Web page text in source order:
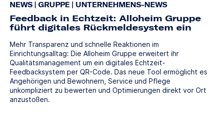
NEWS GRUPPE UNTERNEHMENS-NEWS
Feedback in Echtzeit: Alloheim Gruppe
führt digitales Rückmeldesystem ein
Mehr Transparenz und schnelle Reaktionen im
Einrichtungsalltag: Die Alloheim Gruppe erweitert ihr
Qualitätsmanagement um ein digitales Echtzeit-
Feedbacksystem per QR-Code. Das neue Tool ermöglicht es
Angehörigen und Bewohnern, Service und Pflege
unkompliziert zu bewerten und Optimierungen direkt vor Ort
anzustoßen.